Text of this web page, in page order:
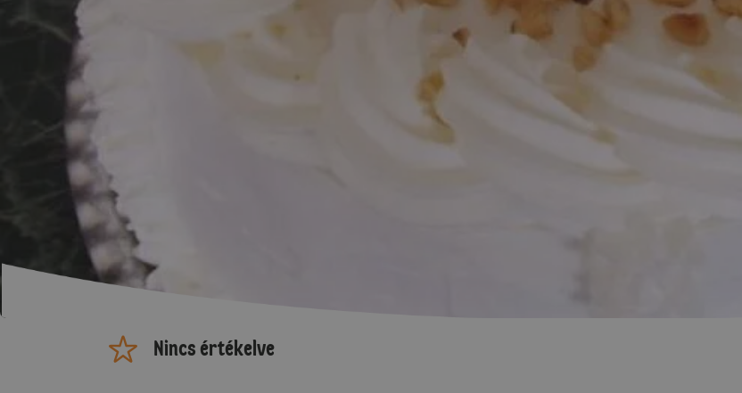
Nincs értékelve